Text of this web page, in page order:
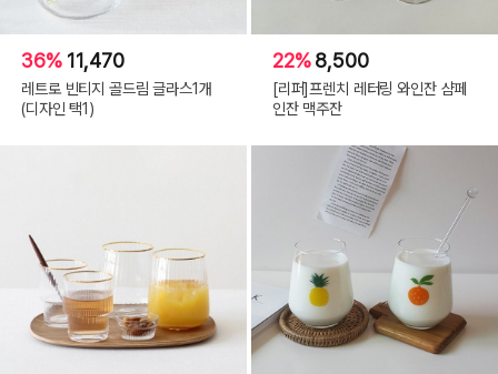
36% 11,470
레트로 빈티지 골드림 글라스1개
(디자인 택1)
22%8,500
[리퍼]프렌치 레터링 와인잔 샴페
인잔 맥주잔